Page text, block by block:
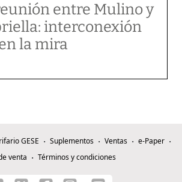
entre Mulino y
interconexión
la mira
GESE Suplementos Ventas
e-Paper
venta
Términos y condiciones